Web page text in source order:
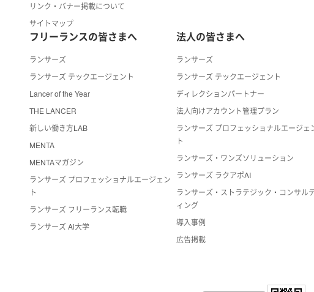
リンク・バナー掲載について
サイトマップ
フリーランスの皆さまへ
ランサーズ
ランサーズ テックエージェント
Lancer of the Year
THE LANCER
新しい働き方LAB
MENTA
MENTAマガジン
ランサーズ プロフェッショナルエージェン
ト
ランサーズ フリーランス転職
ランサーズ Ai大学
法人の皆さまへ
ランサーズ
ランサーズ テックエージェント
ディレクションパートナー
法人向けアカウント管理プラン
ランサーズ プロフェッショナルエージェ
ト
ランサーズ・ワンズソリューション
ランサーズ ラクアポAI
ランサーズ・ストラテジック・コンサル
ィング
導入事例
広告掲載